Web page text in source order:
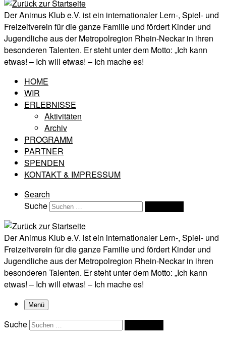
Der Animus Klub e.V. ist ein internationaler Lern-, Spiel- und
Freizeitverein für die ganze Familie und fördert Kinder und
Jugendliche aus der Metropolregion Rhein-Neckar in ihren
besonderen Talenten. Er steht unter dem Motto: „Ich kann
etwas! – Ich will etwas! – Ich mache es!
HOME
WIR
ERLEBNISSE
Aktivitäten
Archiv
PROGRAMM
PARTNER
SPENDEN
KONTAKT & IMPRESSUM
Search
Suche
Der Animus Klub e.V. ist ein internationaler Lern-, Spiel- und
Freizeitverein für die ganze Familie und fördert Kinder und
Jugendliche aus der Metropolregion Rhein-Neckar in ihren
besonderen Talenten. Er steht unter dem Motto: „Ich kann
etwas! – Ich will etwas! – Ich mache es!
Menü
Suche